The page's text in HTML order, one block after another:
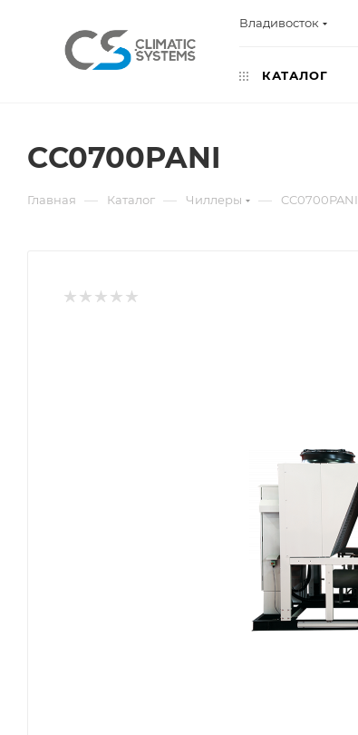
Владивосток
КАТАЛОГ
CC0700PANI
Главная — Каталог — Чиллеры — CC0700PANI